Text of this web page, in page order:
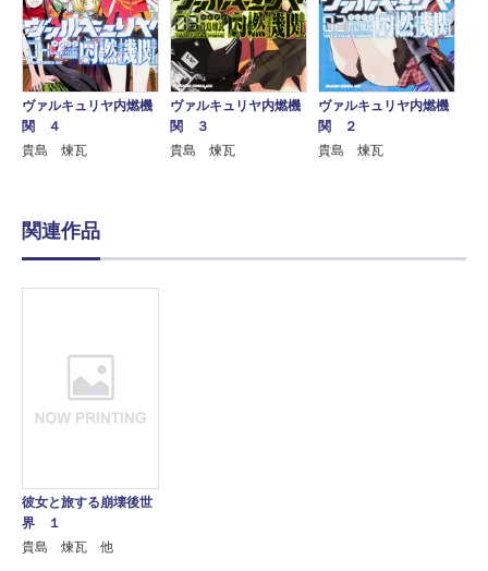
ヴァルキュリヤ内燃機
関 ４
貴島 煉瓦
ヴァルキュリヤ内燃機
関 ３
貴島 煉瓦
ヴァルキュリヤ内燃機
関 ２
貴島 煉瓦
関連作品
彼女と旅する崩壊後世
界 １
貴島 煉瓦 他